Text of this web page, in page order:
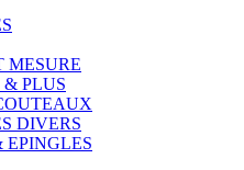
MESURE
& PLUS
DIVERS